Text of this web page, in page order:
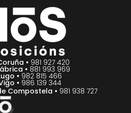
• 981 927 420
• 881 993 969
• 982 815 466
• 986 139 344
Compostela • 981 938 727